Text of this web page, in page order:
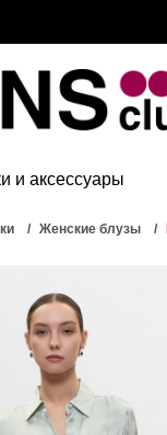
и аксессуары
Женские блузы